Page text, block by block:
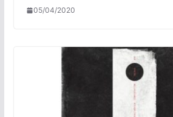
05/04/2020